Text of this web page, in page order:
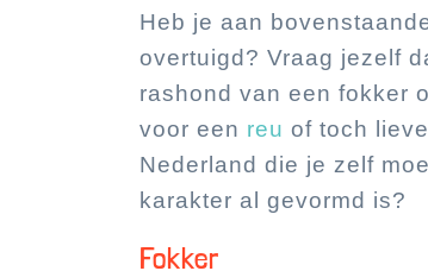
Heb je aan
overtuigd? Vraag jezelf
rashond van een fokker
voor een reu of toch
Nederland die je zelf
karakter al gevormd is?
Fokker